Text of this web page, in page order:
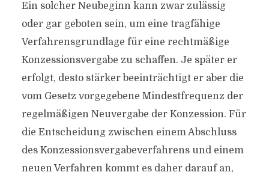
Ein solcher Neubeginn kann zwar zulässig
oder gar geboten sein, um eine tragfähige
Verfahrensgrundlage für eine rechtmäßige
Konzessionsvergabe zu schaffen. Je später er
erfolgt, desto stärker beeinträchtigt er aber die
vom Gesetz vorgegebene Mindestfrequenz der
regelmäßigen Neuvergabe der Konzession. Für
die Entscheidung zwischen einem Abschluss
des Konzessionsvergabeverfahrens und einem
neuen Verfahren kommt es daher darauf an,